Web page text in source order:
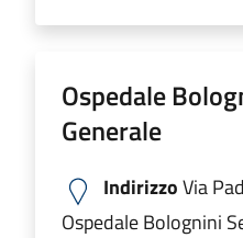
Ospedale
Generale
IndirizzoVia
Ospedale Bolognini